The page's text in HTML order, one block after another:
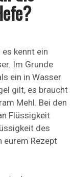
kennt ein
Im Grunde
ein in Wasser
gilt, es braucht
Mehl. Bei den
Flüssigkeit
des
eurem Rezept